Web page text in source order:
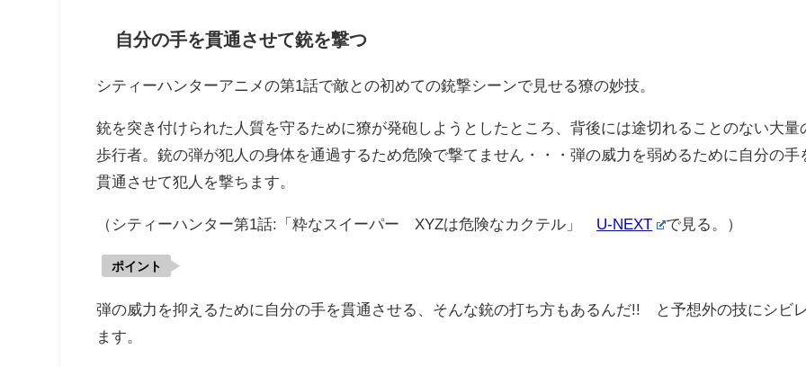
自分の手を貫通させて銃を撃つ
シティーハンターアニメの第1話で敵との初めての銃撃シーンで見せる獠の妙技。
銃を突き付けられた人質を守るために獠が発砲しようとしたところ、背後には途切れることのない大量
歩行者。銃の弾が犯人の身体を通過するため危険で撃てません・・・弾の威力を弱めるために自分の手
貫通させて犯人を撃ちます。
（シティーハンター第1話:「 粋なスイーパー XYZは危険なカクテル」 U-NEXT で見る。 ）
ポイント
弾の威力を抑えるために自分の手を貫通させる、そんな銃の打ち方もあるんだ!! と予想外の技にシビ
ます。